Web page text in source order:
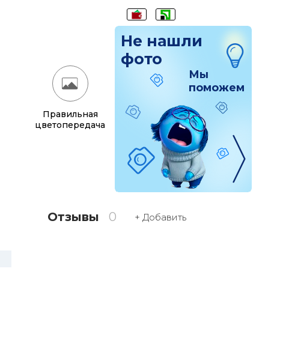
Правильная
цветопередача
Отзывы 0 + Добавить
Не нашли
фото
Мы
поможем